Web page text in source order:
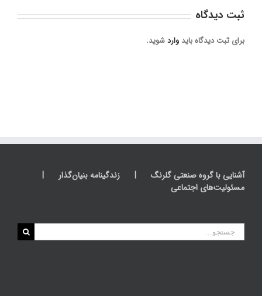
ثبت ديدگاه
برای ثبت دیدگاه باید واردشوید.
آشنایی با گروه صنعتی گلرنگ
زندگینامه بنیان‌گذار
مسئولیت‌های اجتماعی
جستجو
برای: